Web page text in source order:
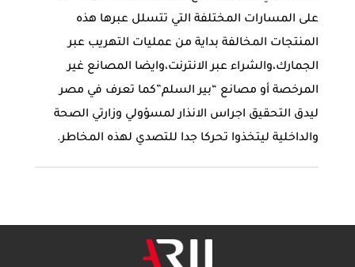
على المسارات المختلفة التي تتسلل عبرها هذه
المنتجات المخالفة بداية من عمليات التهريب عبر
الجمارك،والشراء عبر اﻻنترنت،وايضا المصانع غير
المرخصة أو مصانع “بير السلم”كما تعرف في مصر
ليدق التحقيق اجراس اﻻنذار لمسؤولي وزارتي الصحة
والداخلية ليتخذوا تحركا جدا للتصدي لهذه المخاطر.